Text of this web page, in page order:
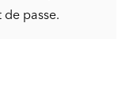
passe.